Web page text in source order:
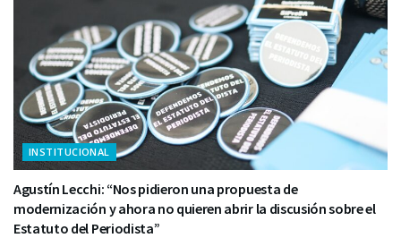
INSTITUCIONAL
Agustín Lecchi: “Nos pidieron una propuesta de
modernización y ahora no quieren abrir la discusión sobre el
Estatuto del Periodista”